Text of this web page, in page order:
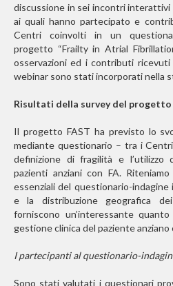
discussione in sei incontri interattivi
ai quali hanno partecipato e
Centri coinvolti in un
progetto “Frailty in Atrial
osservazioni ed i contributi
webinar sono stati incorporati nella
Risultati della survey del progetto
Il progetto FAST ha previsto lo
mediante questionario – tra i
definizione di fragilità e l’utilizzo
pazienti anziani con FA.
essenziali del questionario-
e la distribuzione geografica
forniscono un’interessante
gestione clinica del paziente anziano
I partecipanti al questionario-
Sono stati valutati i questionari